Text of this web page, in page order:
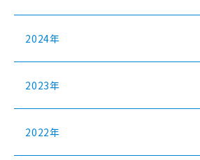
2024年
2023年
2022年